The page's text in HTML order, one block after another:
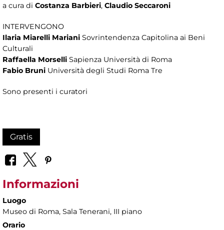
a cura di Costanza Barbieri, Claudio Seccaroni
INTERVENGONO
Ilaria Miarelli Mariani Sovrintendenza Capitolina ai Beni
Culturali
Raffaella Morselli Sapienza Università di Roma
Fabio Bruni Università degli Studi Roma Tre
Sono presenti i curatori
Gratis
Informazioni
Luogo
Museo di Roma, Sala Tenerani, III piano
Orario